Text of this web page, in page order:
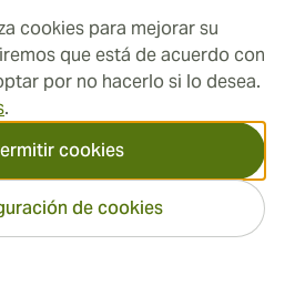
cookies para mejorar su
que está de acuerdo con
por no hacerlo si lo desea.
.
cookies
de cookies